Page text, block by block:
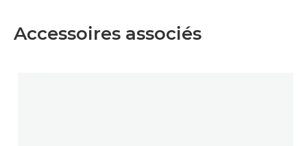
Accessoires associés